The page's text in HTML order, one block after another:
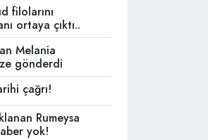
filolarını
ortaya çıktı..
Melania
gönderdi
çağrı!
Rumeysa
yok!